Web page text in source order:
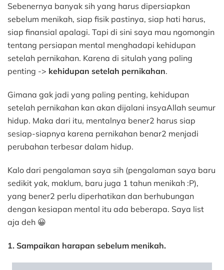
Harus
Siap
Sebenernya banyak sih yang harus dipersiapkan
sebelum menikah, siap fisik pastinya, siap hati harus,
siap finansial apalagi. Tapi di sini saya mau ngomongin
tentang persiapan mental menghadapi kehidupan
setelah pernikahan. Karena di situlah yang paling
penting -> kehidupan setelah pernikahan.
Gimana gak jadi yang paling penting, kehidupan
setelah pernikahan kan akan dijalani insyaAllah seumur
hidup. Maka dari itu, mentalnya bener2 harus siap
sesiap-siapnya karena pernikahan benar2 menjadi
perubahan terbesar dalam hidup.
Kalo dari pengalaman saya sih (pengalaman saya baru
sedikit yak, maklum, baru juga 1 tahun menikah :P),
yang bener2 perlu diperhatikan dan berhubungan
dengan kesiapan mental itu ada beberapa. Saya list
aja deh 😀
1. Sampaikan harapan sebelum menikah.